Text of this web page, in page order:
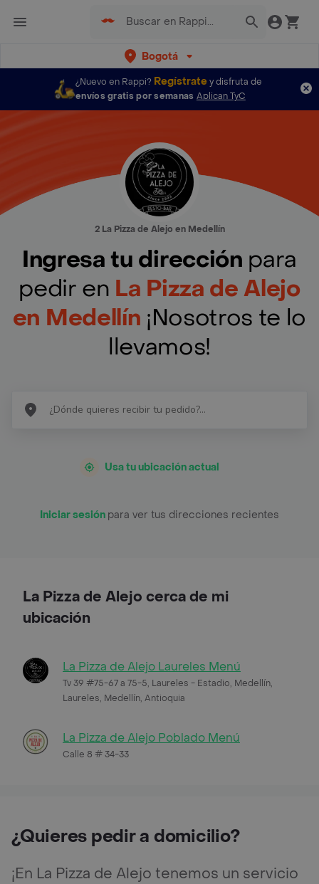
Bogotá
¿Nuevo en Rappi? Regístratey disfruta de
envíos gratis por semanas Aplican TyC
2 La Pizza de Alejo en Medellín
Ingresa tu dirección para
pedir en La Pizza de Alejo
en Medellín ¡Nosotros te lo
llevamos!
Usa tu ubicación actual
Iniciar sesión para ver tus direcciones recientes
La Pizza de Alejo cerca de mi
ubicación
La Pizza de Alejo Laureles Menú
Tv 39 #75-67 a 75-5, Laureles - Estadio, Medellín,
Laureles, Medellín, Antioquia
La Pizza de Alejo Poblado Menú
Calle 8 # 34-33
¿Quieres pedir a domicilio?
¡En La Pizza de Alejo tenemos un servicio